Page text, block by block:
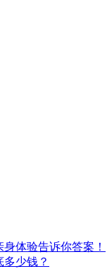
体验告诉你答案！
少钱？